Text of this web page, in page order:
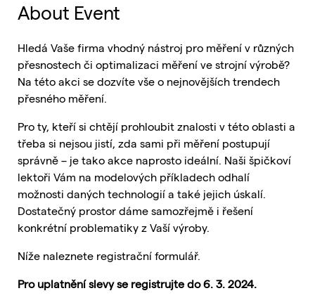
About Event
Hledá Vaše firma vhodný nástroj pro měření v různých
přesnostech či optimalizaci měření ve strojní výrobě?
Na této akci se dozvíte vše o nejnovějších trendech
přesného měření.
Pro ty, kteří si chtějí prohloubit znalosti v této oblasti a
třeba si nejsou jistí, zda sami při měření postupují
správně – je tako akce naprosto ideální. Naši špičkoví
lektoři Vám na modelových příkladech odhalí
možnosti daných technologií a také jejich úskalí.
Dostatečný prostor dáme samozřejmě i řešení
konkrétní problematiky z Vaší výroby.
Níže naleznete registrační formulář.
Pro uplatnění slevy se registrujte do 6. 3. 2024.